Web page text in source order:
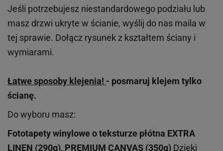
Jeśli potrzebujesz niestandardowego podziału lub
masz drzwi ukryte w ścianie, wyślij do nas maila w
tej sprawie. Dołącz rysunek z kształtem ściany i
wymiarami.
Łatwe sposoby klejenia! - posmaruj klejem tylko
ścianę.
Do wyboru masz:
Fototapety winylowe oteksturze płótna EXTRA
LINEN (290g), PREMIUM CANVAS (350g) Dzięki